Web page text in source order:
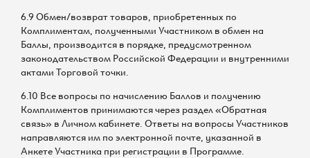
6.9 Обмен/возврат товаров, приобретенных по
Комплиментам, полученными Участником в обмен на
Баллы, производится в порядке, предусмотренном
законодательством Российской Федерации и внутренними
актами Торговой точки.
6.10 Все вопросы по начислению Баллов и получению
Комплиментов принимаются через раздел «Обратная
связь» в Личном кабинете. Ответы на вопросы Участников
направляются им по электронной почте, указанной в
Анкете Участника при регистрации в Программе.